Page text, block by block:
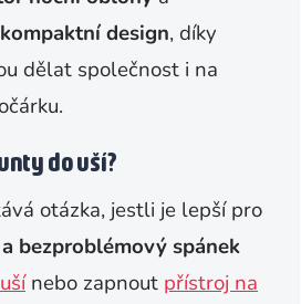
kompaktní design, díky
dělat společnost i na
do uší?
otázka, jestli je lepší pro
bezproblémový spánek
nebo zapnout přístroj na